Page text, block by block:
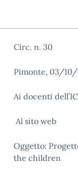
Circ. n. 30
Pimonte, 03/
Ai docenti dell’IC
Al sito web
Oggetto:
the children